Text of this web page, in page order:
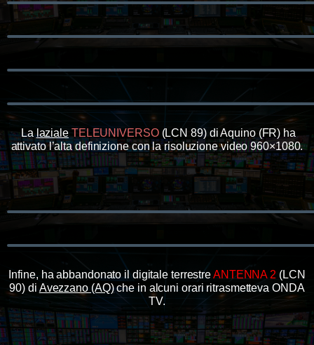
Lalaziale TELEUNIVERSO (LCN 89) di Aquino (FR) ha
attivato l’alta definizione con la risoluzione video 960×1080.
Infine, ha abbandonato il digitale terrestreANTENNA 2 (LCN
90) di Avezzano (AQ)che in alcuni orari ritrasmetteva ONDA
TV.